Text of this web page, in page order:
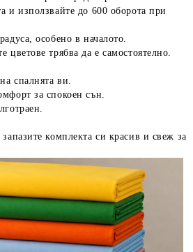
и използвайте до 600 оборота при
особено в началото.
цветове трябва да е самостоятелно.
спалнята ви.
за спокоен сън.
комплекта си красив и свеж за